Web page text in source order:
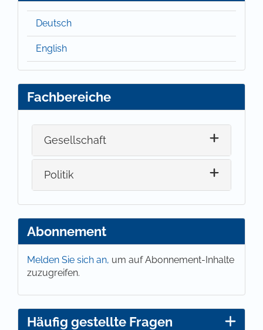
Deutsch
English
Fachbereiche
Gesellschaft
Politik
Abonnement
Melden Sie sich an, um auf Abonnement-Inhalte
zuzugreifen.
Häufig gestellte Fragen